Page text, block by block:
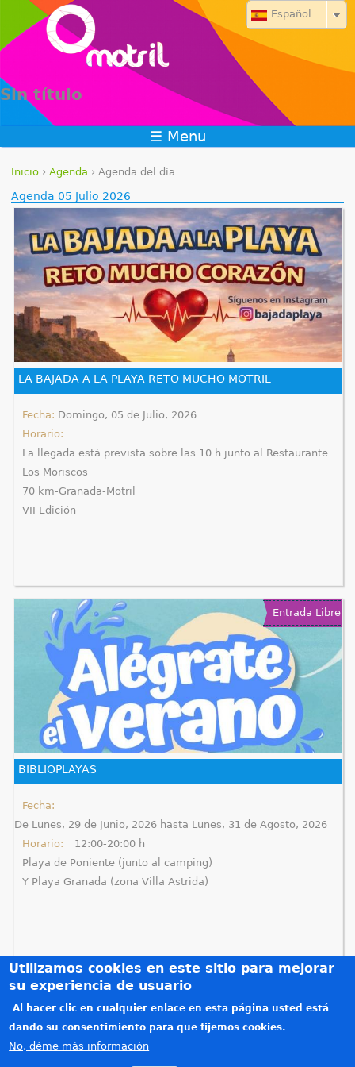
Jump to navigation
Sin título
Español
☰ Menu
S
e
n
c
u
e
a
t
u
í
Inicio ›Agenda ›Agenda del día
Agenda 05 Julio 2026
LA BAJADA A LA PLAYA RETO MUCHO MOTRIL
Fecha: Domingo, 05 de Julio, 2026
Horario:
La llegada está prevista sobre las 10 h junto al Restaurante
Los Moriscos
70 km-Granada-Motril
VII Edición
Entrada Libre
BIBLIOPLAYAS
Fecha:
De Lunes, 29 de Junio, 2026hasta Lunes, 31 de Agosto, 2026
Horario:
12:00-20:00 h
Playa de Poniente (junto al camping)
Y Playa Granada (zona Villa Astrida)
Créditos
Teléfonos de interés
Política de privacidad
Utilizamos cookies en este sitio para mejorar
su experiencia de usuario
Al hacer clic en cualquier enlace en esta página usted está
dando su consentimiento para que fijemos cookies.
No, déme más información